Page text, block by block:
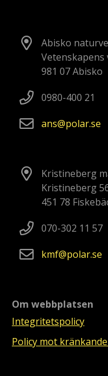
Abisko
Vetenskapens
981 07 Abisko
0980-400 21
ans
polarse
Kristineberg
Kristineberg
451 78
070-302 11 57
kmf
polarse
Om webbplatsen
Integritetspolicy
Policy mot